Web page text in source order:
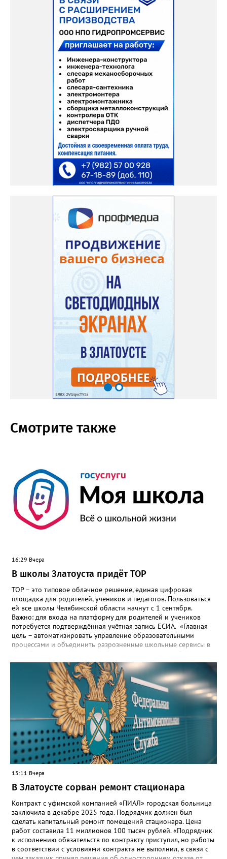
Смотрите также
16:29 Вчера
В школы Златоуста придёт ТОР
ТОР – это типовое облачное решение, единая цифровая
площадка для родителей, учеников и педагогов. Пользоваться
ей все школы Челябинской области начнут с 1 сентября.
Важно: для входа на платформу для родителей и учеников
потребуется подтверждённая учётная запись ЕСИА. «Главная
цель – автоматизировать управление образовательными
процессами и объединить разрозненные школьные сервисы в
региональном министерстве образования. - Платформа ТОР
“Моя школа” объединит все школьные сервисы в единую
безопасную государственную экосистему. Предполагается, что
переход пройдёт максимально комфортно для пользователей».
Привычные функции - оценки, расписание, домашние задания,
связь с учителями, знакомые пользователям экосистемы
«Госуслуги Моя школа», не просто сохранятся, они будут
собраны в одном месте, подчеркнули в ведомстве. Причём в
этом случае переход на ТОР станет вообще незаметным.
15:11 Вчера
В Златоусте сорван ремонт стационара
Контракт с уфимской компанией «ПИАЛ» городская больница
заключила в декабре 2025 года. Подрядчик должен был
сделать капитальный ремонт помещений стационара. Цена
работ составила 11 миллионов 100 тысяч рублей. «Подрядчик
к исполнению обязательств по контракту приступил, но работы
в соответствии с условиями контракта не выполнил, в связи с